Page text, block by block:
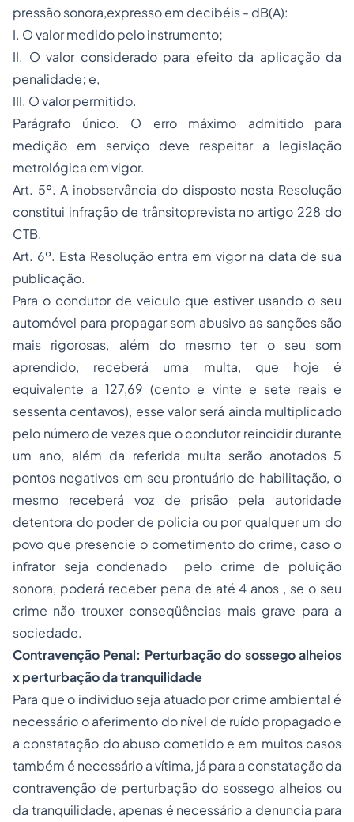
pressão sonora,expresso em decibéis - dB(A):
I. O valor medido pelo instrumento;
II. O valor considerado para efeito da aplicação da
penalidade; e,
III. O valor permitido.
Parágrafo único. O erro máximo admitido para
medição em serviço deve respeitar a legislação
metrológica em vigor.
Art. 5º. A inobservância do disposto nesta Resolução
constitui infração de trânsitoprevista no artigo 228 do
CTB.
Art. 6º. Esta Resolução entra em vigor na data de sua
publicação.
Para o condutor de veiculo que estiver usando o seu
automóvel para propagar som abusivo as sanções são
mais rigorosas, além do mesmo ter o seu som
aprendido, receberá uma multa, que hoje é
equivalente a 127,69 (cento e vinte e sete reais e
sessenta centavos), esse valor será ainda multiplicado
pelo número de vezes que o condutor reincidir durante
um ano, além da referida multa serão anotados 5
pontos negativos em seu prontuário de habilitação, o
mesmo receberá voz de prisão pela autoridade
detentora do poder de policia ou por qualquer um do
povo que presencie o cometimento do crime, caso o
infrator seja condenado pelo crime de poluição
sonora, poderá receber pena de até 4 anos , se o seu
crime não trouxer conseqüências mais grave para a
sociedade.
Contravenção Penal: Perturbação do sossego alheios
x perturbação da tranquilidade
Para que o individuo seja atuado por crime ambiental é
necessário o aferimento do nível de ruído propagado e
a constatação do abuso cometido e em muitos casos
também é necessário a vítima, já para a constatação da
contravenção de perturbação do sossego alheios ou
da tranquilidade, apenas é necessário a denuncia para